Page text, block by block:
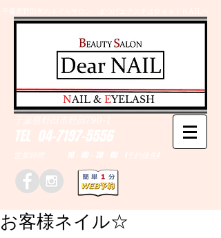
千葉県野田市のネイルサロン、まつげエクステはＤｅａｒＮAILへ
TEL 04-7197-5556
営業時間 10：00～20：00 (予約優先)
千葉県野田市野田790-1
​NAIL & EYELASH
お客様ネイル☆